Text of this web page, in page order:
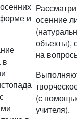
и
в
осенние
объекты),
на
(с
учителя).